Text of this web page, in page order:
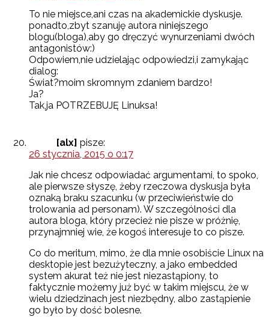
To nie miejsce,ani czas na akademickie dyskusje.
ponadto,zbyt szanuję autora niniejszego
blogu(bloga),aby go dręczyć wynurzeniami dwóch
antagonistów:)
Odpowiem,nie udzielając odpowiedzi,i zamykając
dialog:
Świat?moim skromnym zdaniem bardzo!
Ja?
Tak,ja POTRZEBUJĘ Linuksa!
[alx] pisze:
26 stycznia, 2015 o 0:17
Jak nie chcesz odpowiadać argumentami, to spoko,
ale pierwsze słyszę, żeby rzeczowa dyskusja była
oznaką braku szacunku (w przeciwieństwie do
trolowania ad personam). W szczególności dla
autora bloga, który przecież nie pisze w próżnię,
przynajmniej wie, że kogoś interesuje to co pisze.
Co do meritum, mimo, że dla mnie osobiście Linux na
desktopie jest bezużyteczny, a jako embedded
system akurat też nie jest niezastąpiony, to
faktycznie możemy już być w takim miejscu, że w
wielu dziedzinach jest niezbędny, albo zastąpienie
go było by dość bolesne.